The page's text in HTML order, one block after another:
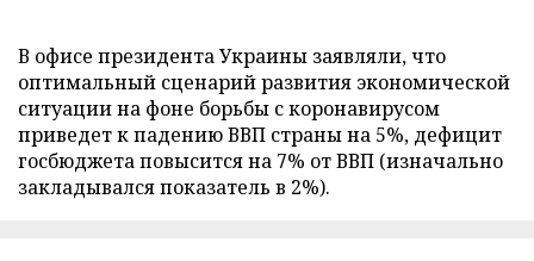
В офисе президента Украины заявляли, что
оптимальный сценарий развития экономической
ситуации на фоне борьбы с коронавирусом
приведет к падению ВВП страны на 5%, дефицит
госбюджета повысится на 7% от ВВП (изначально
закладывался показатель в 2%).